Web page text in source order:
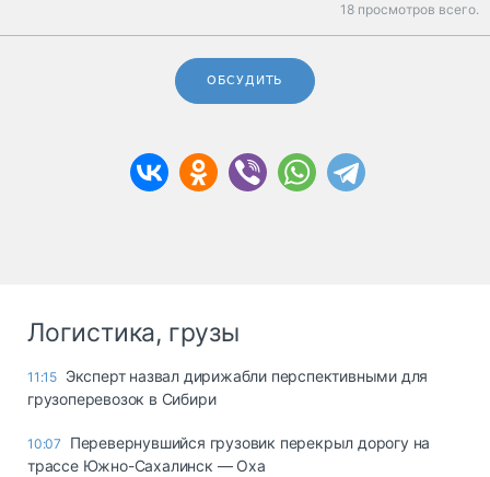
18 просмотров всего.
ОБСУДИТЬ
Логистика, грузы
11:15 Эксперт назвал дирижабли перспективными для
грузоперевозок в Сибири
10:07
Перевернувшийся грузовик перекрыл дорогу на
трассе Южно-Сахалинск — Оха